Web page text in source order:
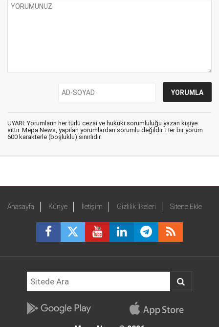
UYARI: Yorumların her türlü cezai ve hukuki sorumluluğu yazan kişiye
aittir. Mepa News, yapılan yorumlardan sorumlu değildir. Her bir yorum
600 karakterle (boşluklu) sınırlıdır.
Anasayfa Künye İletişim Gizlilik İlkeleri Sitene Ekle